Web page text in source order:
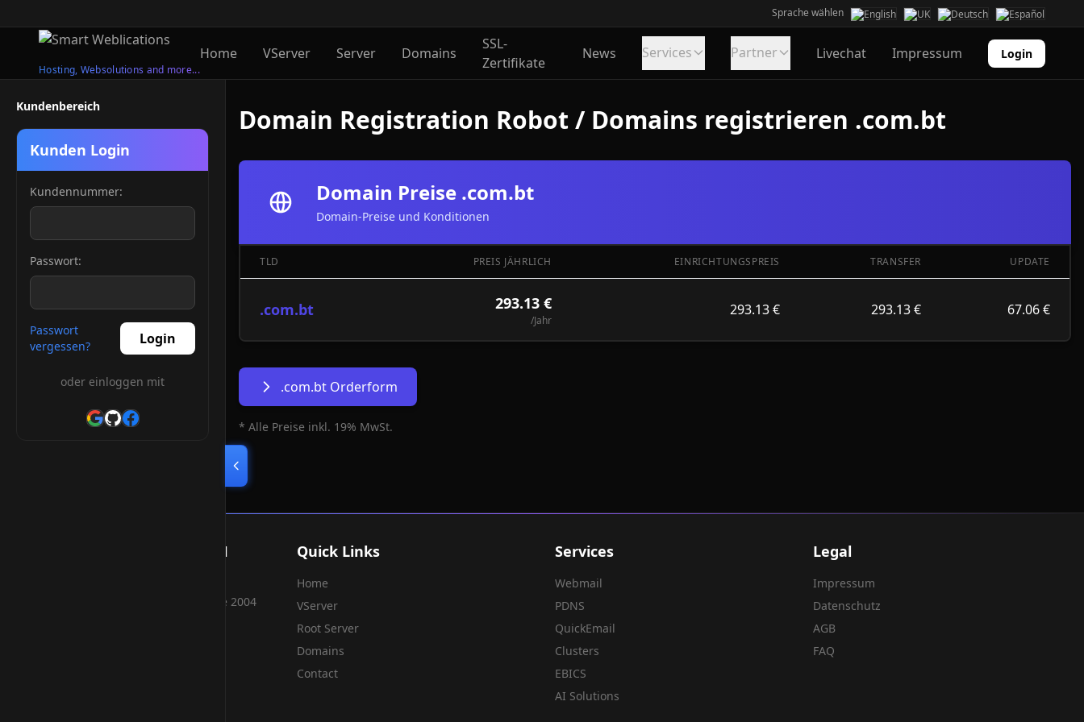
Sprache wählen
Hosting, Websolutions and more...
Home VServer Server Domains
SSL-
Zertifikate
News Services Partner Livechat Impressum Login
Kundenbereich
Kunden Login
Kundennummer:
Passwort:
Passwort
vergessen?
Login
oder einloggen mit
Domain Registration Robot / Domains registrieren .com.bt
Domain Preise .com.bt
Domain-Preise und Konditionen
TLD PREIS JÄHRLICH EINRICHTUNGSPREIS TRANSFER UPDATE
.com.bt 293.13 €
/Jahr
293.13 € 293.13 € 67.06 €
.com.bt Orderform
* Alle Preise inkl. 19% MwSt.
Smart Weblications GmbH
Professional hosting services since 2004
Quick Links
Home
VServer
Root Server
Domains
Contact
Services
Webmail
PDNS
QuickEmail
Clusters
EBICS
AI Solutions
Legal
Impressum
Datenschutz
AGB
FAQ